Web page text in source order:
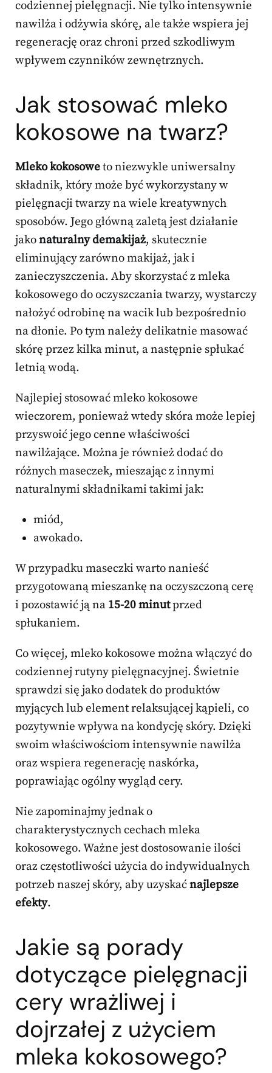
codziennej pielęgnacji. Nie tylko intensywnie
nawilża i odżywia skórę, ale także wspiera jej
regenerację oraz chroni przed szkodliwym
wpływem czynników zewnętrznych.
Jak stosować mleko
kokosowe na twarz?
Mleko kokosoweto niezwykle uniwersalny
składnik, który może być wykorzystany w
pielęgnacji twarzy na wiele kreatywnych
sposobów. Jego główną zaletą jest działanie
jakonaturalny demakijaż, skutecznie
eliminujący zarówno makijaż, jak i
zanieczyszczenia. Aby skorzystać z mleka
kokosowego do oczyszczania twarzy, wystarczy
nałożyć odrobinę na wacik lub bezpośrednio
na dłonie. Po tym należy delikatnie masować
skórę przez kilka minut, a następnie spłukać
letnią wodą.
Najlepiej stosować mleko kokosowe
wieczorem, ponieważ wtedy skóra może lepiej
przyswoić jego cenne właściwości
nawilżające. Można je również dodać do
różnych maseczek, mieszając z innymi
naturalnymi składnikami takimi jak:
miód,
awokado.
W przypadku maseczki warto nanieść
przygotowaną mieszankę na oczyszczoną cerę
i pozostawić ją na 15-20 minutprzed
spłukaniem.
Co więcej, mleko kokosowe można włączyć do
codziennej rutyny pielęgnacyjnej. Świetnie
sprawdzi się jako dodatek do produktów
myjących lub element relaksującej kąpieli, co
pozytywnie wpływa na kondycję skóry. Dzięki
swoim właściwościom intensywnie nawilża
oraz wspiera regenerację naskórka,
poprawiając ogólny wygląd cery.
Nie zapominajmy jednak o
charakterystycznych cechach mleka
kokosowego. Ważne jest dostosowanie ilości
oraz częstotliwości użycia do indywidualnych
potrzeb naszej skóry, aby uzyskaćnajlepsze
efekty.
Jakie są porady
dotyczące pielęgnacji
cery wrażliwej i
dojrzałej z użyciem
mleka kokosowego?